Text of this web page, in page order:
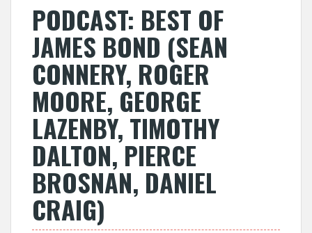
PODCAST: BEST OF
JAMES BOND (SEAN
CONNERY, ROGER
MOORE, GEORGE
LAZENBY, TIMOTHY
DALTON, PIERCE
BROSNAN, DANIEL
CRAIG)